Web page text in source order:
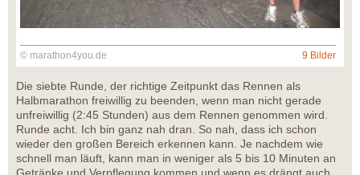
© marathon4you.de 9 Bilder
Die siebte Runde, der richtige Zeitpunkt das Rennen als
Halbmarathon freiwillig zu beenden, wenn man nicht gerade
unfreiwillig (2:45 Stunden) aus dem Rennen genommen wird.
Runde acht. Ich bin ganz nah dran. So nah, dass ich schon
wieder den großen Bereich erkennen kann. Je nachdem wie
schnell man läuft, kann man in weniger als 5 bis 10 Minuten an
Getränke und Verpflegung kommen und wenn es drängt auch